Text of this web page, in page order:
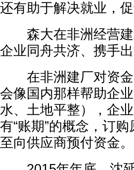
还有助于解决就业，
森大在非洲经营建
企业同舟共济、携手出
在非洲建厂对资金
会像国内那样帮助企
水、土地平整），企
有“账期”的概念，订
至向供应商预付资金。